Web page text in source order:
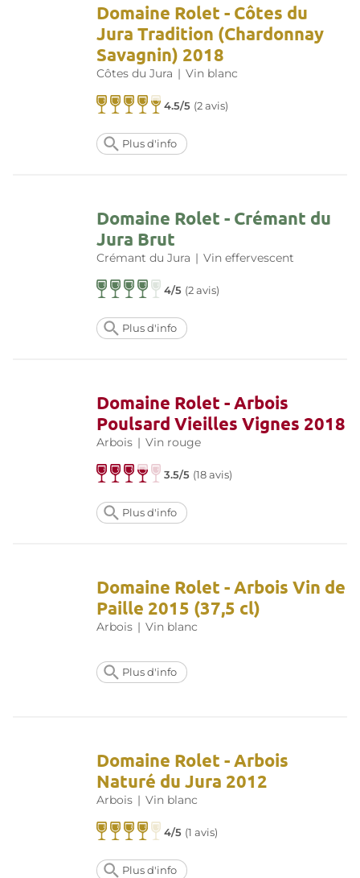
Domaine Rolet - Côtes du
Jura Tradition (Chardonnay
Savagnin) 2018
Côtes du Jura | Vin blanc
4.5/5 (2 avis)
Plus d'info
Domaine Rolet - Crémant du
Jura Brut
Crémant du Jura | Vin effervescent
4/5 (2 avis)
Plus d'info
Domaine Rolet - Arbois
Poulsard Vieilles Vignes 2018
Arbois | Vin rouge
3.5/5 (18 avis)
Plus d'info
Domaine Rolet - Arbois Vin de
Paille 2015 (37,5 cl)
Arbois | Vin blanc
Plus d'info
Domaine Rolet - Arbois
Naturé du Jura 2012
Arbois | Vin blanc
4/5 (1 avis)
Plus d'info